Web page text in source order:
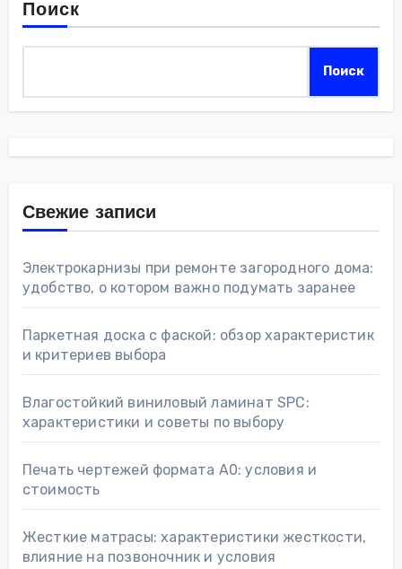
Поиск
Поиск
Свежие записи
Электрокарнизы при ремонте загородного дома:
удобство, о котором важно подумать заранее
Паркетная доска с фаской: обзор характеристик
и критериев выбора
Влагостойкий виниловый ламинат SPC:
характеристики и советы по выбору
Печать чертежей формата А0: условия и
стоимость
Жесткие матрасы: характеристики жесткости,
влияние на позвоночник и условия